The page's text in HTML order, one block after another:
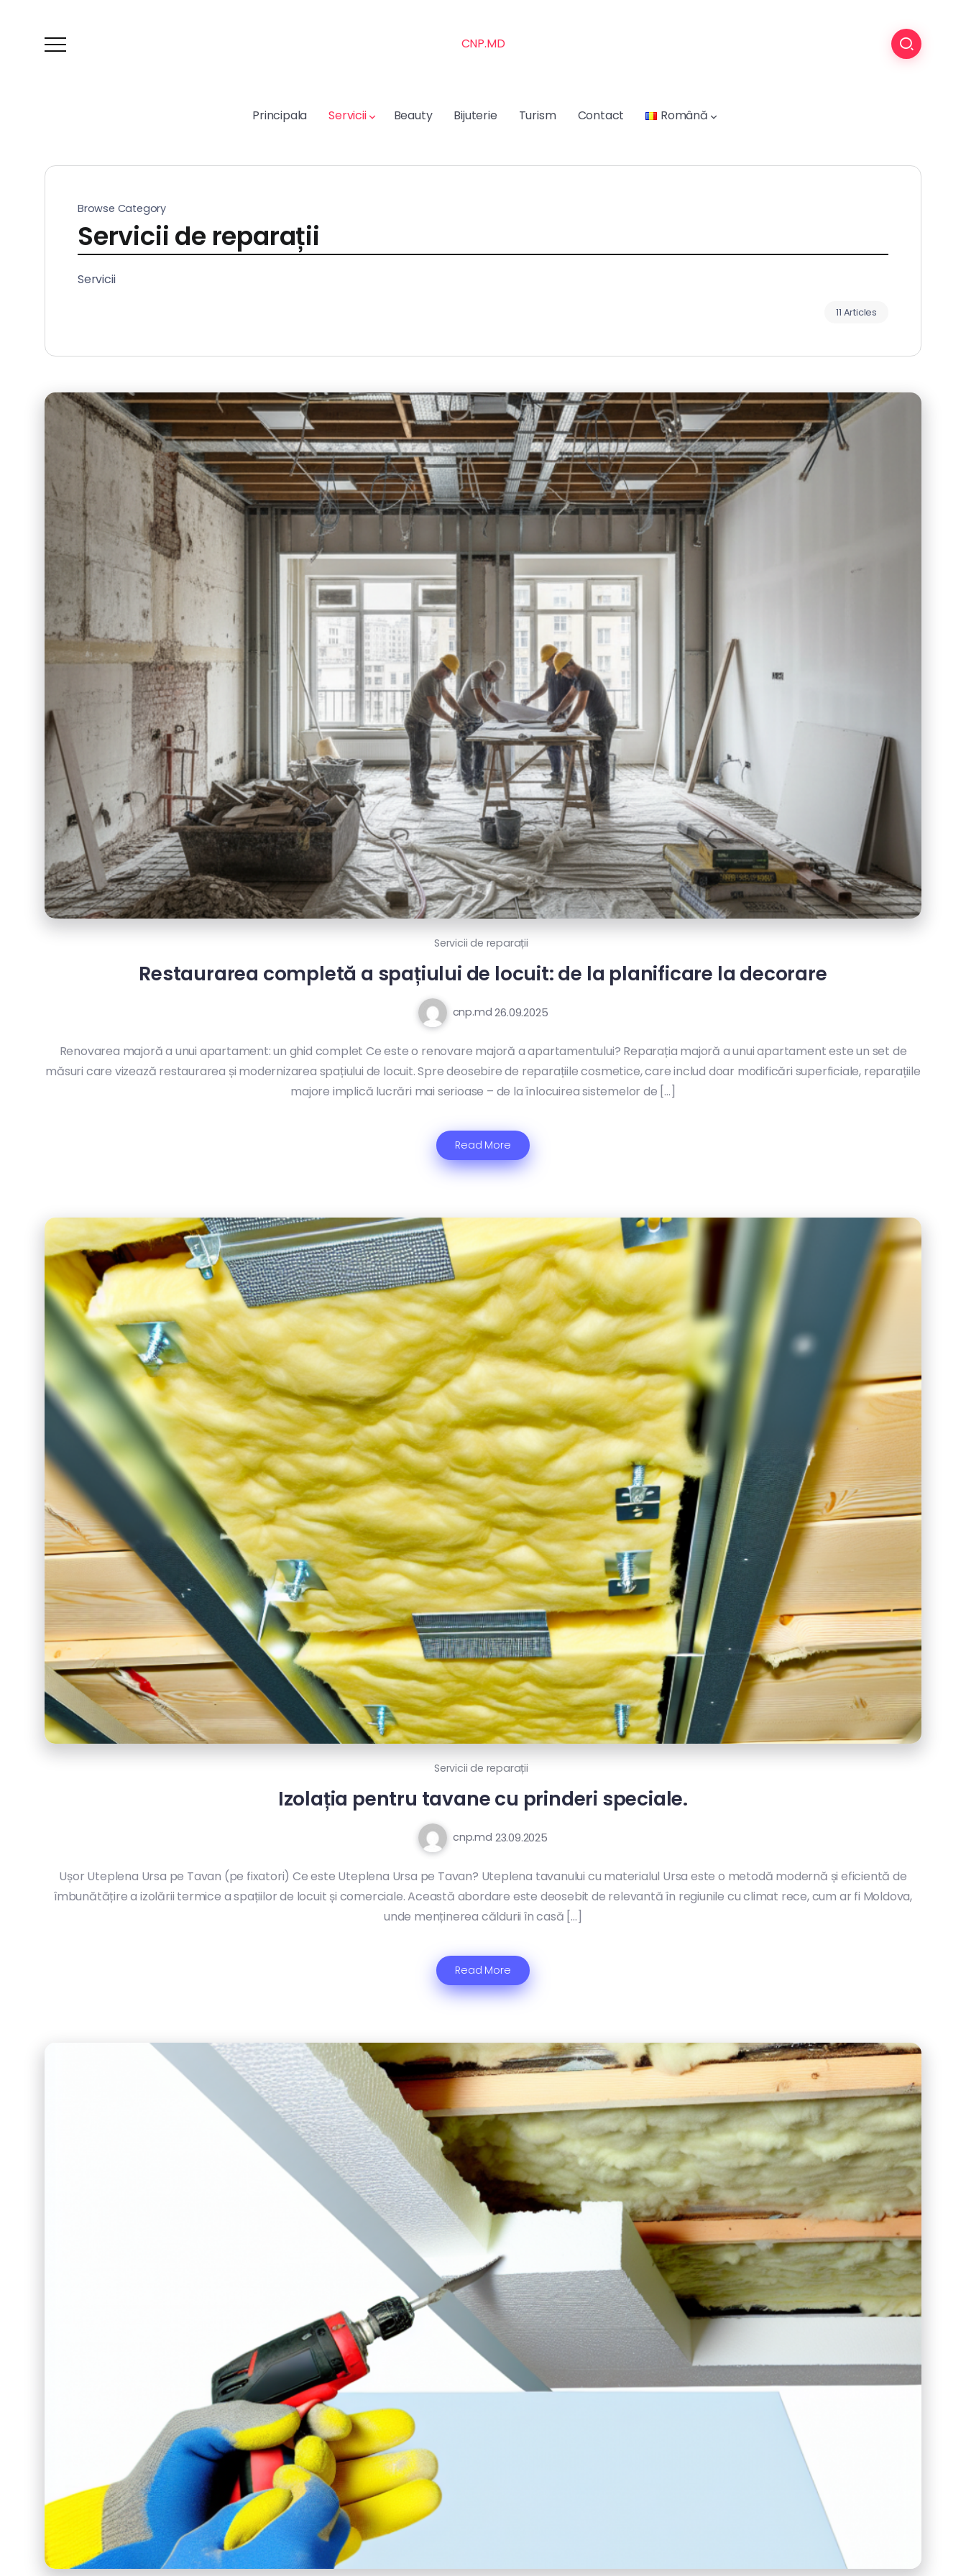
CNP.MD
Principala Servicii Beauty Bijuterie Turism Contact Română
Browse Category
Servicii de reparații
Servicii
11 Articles
Servicii de reparații
Restaurarea completă a spațiului de locuit: de la planificare la decorare
cnp.md 26.09.2025
Renovarea majoră a unui apartament: un ghid complet Ce este o renovare majoră a apartamentului? Reparația majoră a unui apartament este un set de
măsuri care vizează restaurarea și modernizarea spațiului de locuit. Spre deosebire de reparațiile cosmetice, care includ doar modificări superficiale, reparațiile
majore implică lucrări mai serioase – de la înlocuirea sistemelor de […]
Read More
Servicii de reparații
Izolația pentru tavane cu prinderi speciale.
cnp.md 23.09.2025
Ușor Uteplena Ursa pe Tavan (pe fixatori) Ce este Uteplena Ursa pe Tavan? Uteplena tavanului cu materialul Ursa este o metodă modernă și eficientă de
îmbunătățire a izolării termice a spațiilor de locuit și comerciale. Această abordare este deosebit de relevantă în regiunile cu climat rece, cum ar fi Moldova,
unde menținerea căldurii în casă […]
Read More